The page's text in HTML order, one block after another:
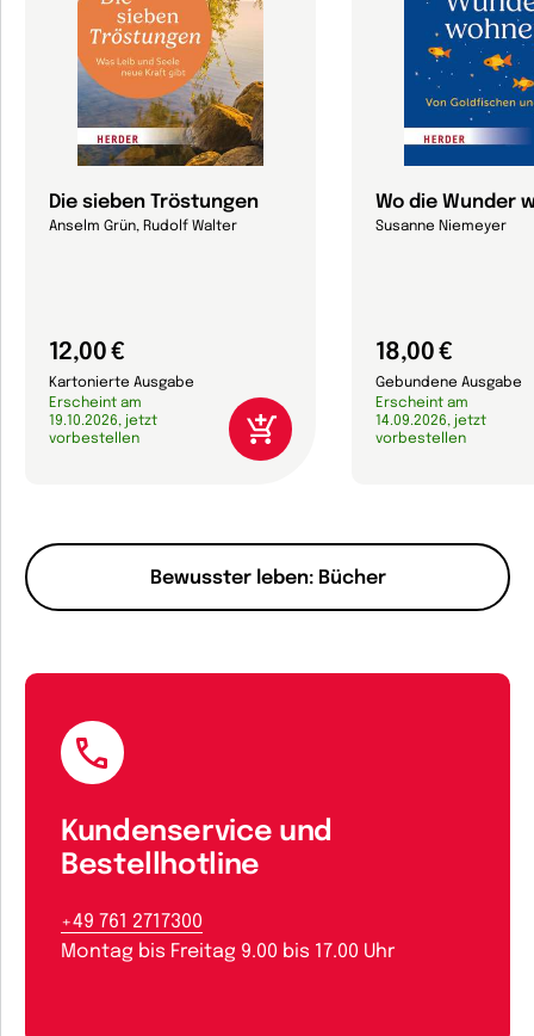
Bewusster leben: Bücher
Die sieben Tröstungen
Anselm Grün, Rudolf Walter
12,00 €
Kartonierte Ausgabe
Erscheint am
19.10.2026, jetzt
vorbestellen
Wo die Wunder
Susanne Niemeyer
18,00 €
Gebundene Ausgabe
Erscheint am
14.09.2026, jetzt
vorbestellen
Kundenservice und
Bestellhotline
+49 761 2717300
Montag bis Freitag 9.00 bis 17.00 Uhr